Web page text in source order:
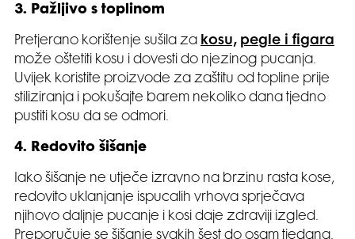
3. Pažljivo s toplinom
Pretjerano korištenje sušila za kosu, pegle i figara
može oštetiti kosu i dovesti do njezinog pucanja.
Uvijek koristite proizvode za zaštitu od topline prije
stiliziranja i pokušajte barem nekoliko dana tjedno
pustiti kosu da se odmori.
4. Redovito šišanje
Iako šišanje ne utječe izravno na brzinu rasta kose,
redovito uklanjanje ispucalih vrhova sprječava
njihovo daljnje pucanje i kosi daje zdraviji izgled.
Preporučuje se šišanje svakih šest do osam tjedana.